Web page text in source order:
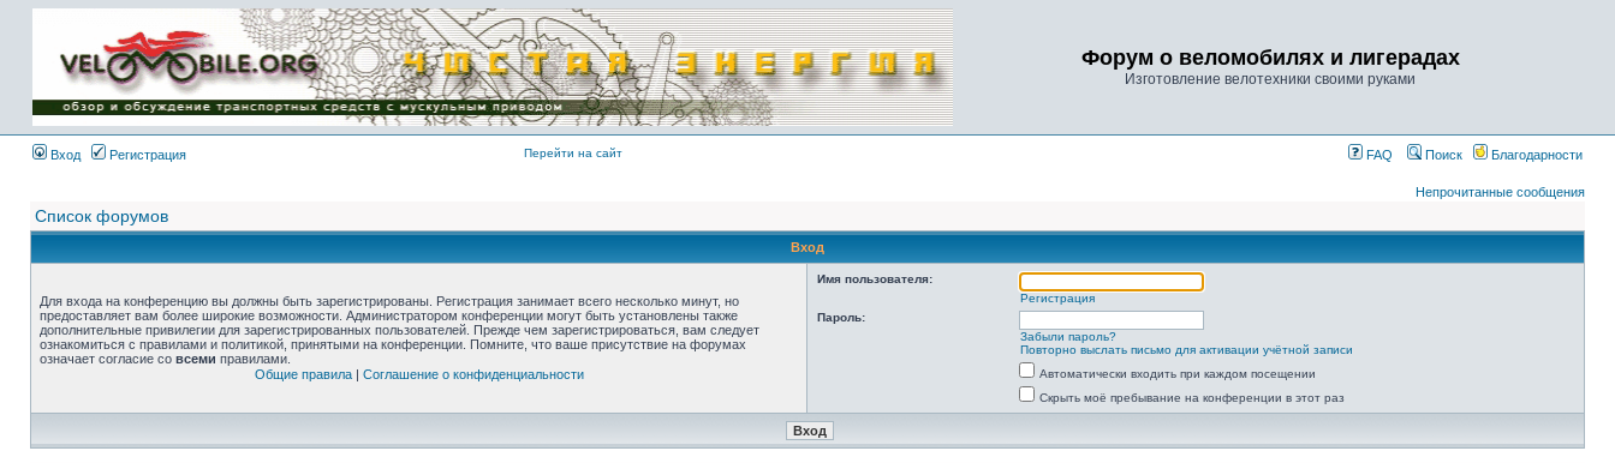
Форум о веломобилях и лигерадах
Изготовление велотехники своими руками
Вход Регистрация Перейти на сайт FAQ Поиск Благодарности
Непрочитанные сообщения
Список форумов
Вход
Для входа на конференцию вы должны быть зарегистрированы. Регистрация занимает всего несколько минут, но
предоставляет вам более широкие возможности. Администратором конференции могут быть установлены также
дополнительные привилегии для зарегистрированных пользователей. Прежде чем зарегистрироваться, вам следует
ознакомиться с правилами и политикой, принятыми на конференции. Помните, что ваше присутствие на форумах
означает согласие со всеми правилами.
Общие правила| Соглашение о конфиденциальности
Имя пользователя:
Регистрация
Пароль:
Забыли пароль?
Повторно выслать письмо для активации учётной записи
Автоматически входить при каждом посещении
Скрыть моё пребывание на конференции в этот раз